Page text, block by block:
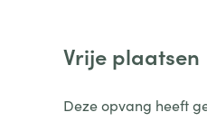
Vrije plaatsen
Deze opvang heeft